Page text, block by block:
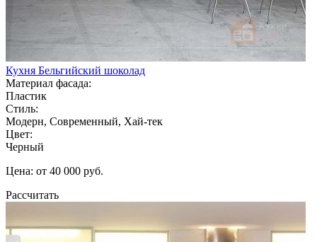
Кухня Бельгийский шоколад
Материал фасада:
Пластик
Стиль:
Модерн, Современный, Хай-тек
Цвет:
Черный
Цена: от 40 000 руб.
Рассчитать